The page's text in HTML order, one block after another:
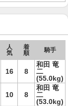
人
気
着
順
騎手
16 8
和田 竜
二
(55.0kg)
10 8
和田 竜
二
(53.0kg)